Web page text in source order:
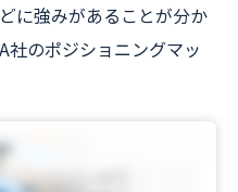
に強みがあることが分か
社のポジショニングマッ